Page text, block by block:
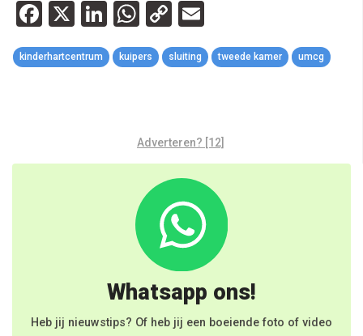
Facebook
X LinkedIn
WhatsApp
Copy
Link
kinderhartcentrum kuipers sluiting tweede kamer umcg
Adverteren? [12]
Whatsapp ons!
Heb jij nieuwstips? Of heb jij een boeiende foto of video